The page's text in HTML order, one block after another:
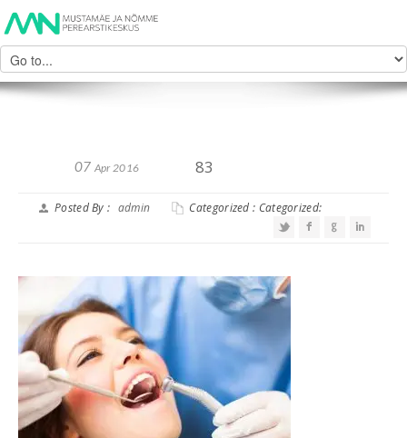
07 Apr 2016 83
Posted By : admin Categorized : Categorized: